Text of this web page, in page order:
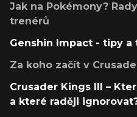
Jak na Pokémony?
trenérů
Genshin Impact - tipy a
Za koho začít v
Crusader Kings III –
a které raději